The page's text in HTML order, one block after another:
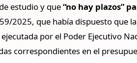
estudio y que“no hay plazos”
2025, que había dispuesto que
por el Poder Ejecutivo
correspondientes en el